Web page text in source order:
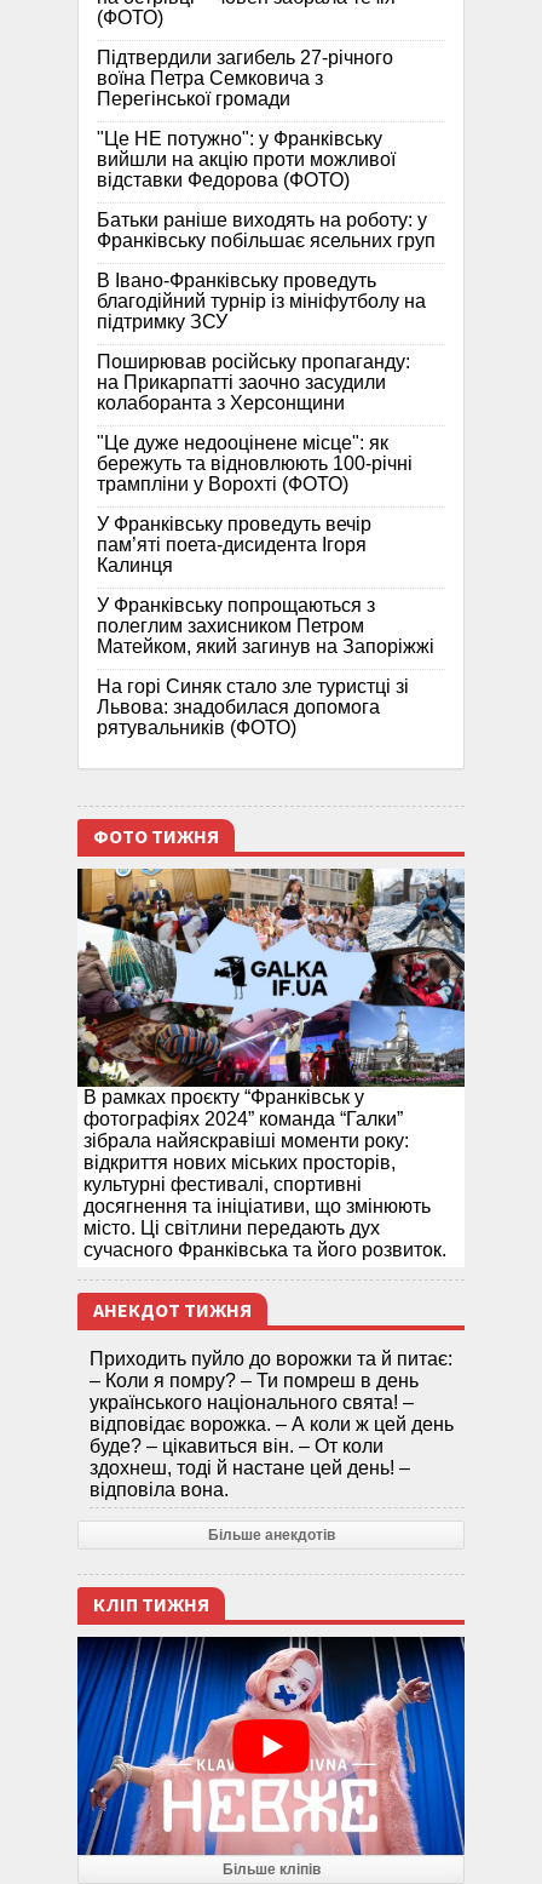
(ФОТО)
Підтвердили загибель 27-річного
воїна Петра Семковича з
Перегінської громади
"Це НЕ потужно": у Франківську
вийшли на акцію проти можливої
відставки Федорова (ФОТО)
Батьки раніше виходять на роботу: у
Франківську побільшає ясельних груп
В Івано-Франківську проведуть
благодійний турнір із мініфутболу на
підтримку ЗСУ
Поширював російську пропаганду:
на Прикарпатті заочно засудили
колаборанта з Херсонщини
"Це дуже недооцінене місце": як
бережуть та відновлюють 100-річні
трампліни у Ворохті (ФОТО)
У Франківську проведуть вечір
пам’яті поета-дисидента Ігоря
Калинця
У Франківську попрощаються з
полеглим захисником Петром
Матейком, який загинув на Запоріжжі
На горі Синяк стало зле туристці зі
Львова: знадобилася допомога
рятувальників (ФОТО)
ФОТО ТИЖНЯ
В рамках проєкту “Франківськ у
фотографіях 2024” команда “Галки”
зібрала найяскравіші моменти року:
відкриття нових міських просторів,
культурні фестивалі, спортивні
досягнення та ініціативи, що змінюють
місто. Ці світлини передають дух
сучасного Франківська та його розвиток.
АНЕКДОТ ТИЖНЯ
Приходить пуйло до ворожки та й питає:
– Коли я помру? – Ти помреш в день
українського національного свята! –
відповідає ворожка. – А коли ж цей день
буде? – цікавиться він. – От коли
здохнеш, тоді й настане цей день! –
відповіла вона.
Більше анекдотів
КЛІП ТИЖНЯ
Більше кліпів